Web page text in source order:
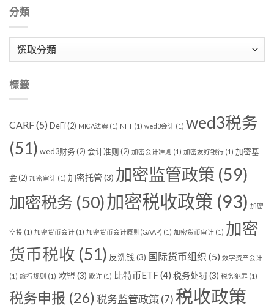
分類
標籤
CARF(5) DeFi(2) MICA法案 (1) NFT (1) wed3会计 (1) wed3税务
(51) wed3财务(2) 会计准则 (2) 加密会计准则 (1) 加密友好银行 (1) 加密基
金(2) 加密审计 (1) 加密托管(3) 加密监管政策 (59)
加密税务 (50)加密税收政策 (93) 加密
空投 (1) 加密货币会计 (1) 加密货币会计原则(GAAP) (1) 加密货币审计 (1) 加密
货币税收 (51) 反洗钱 (3) 国际货币组织 (5) 数字资产会计
(1) 旅行规则 (1) 欧盟 (3) 欺诈 (1) 比特币ETF(4) 税务处罚 (3) 税务犯罪 (1)
税务申报 (26) 税务监管政策(7) 税收政策